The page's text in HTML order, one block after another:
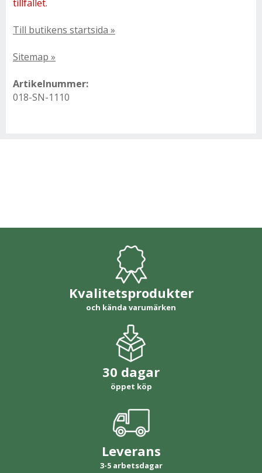
tillfället.
Till butikens startsida »
Sitemap »
Artikelnummer:
018-SN-1110
Kvalitetsprodukter
och kända varumärken
30 dagar
öppet köp
Leverans
3-5 arbetsdagar